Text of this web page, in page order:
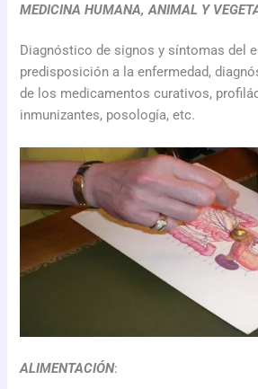
MEDICINA HUMANA, ANIMAL Y
Diagnóstico de signos y síntomas del
predisposición a la enfermedad,
de los medicamentos curativos,
inmunizantes, posología, etc.
ALIMENTACIÓN: